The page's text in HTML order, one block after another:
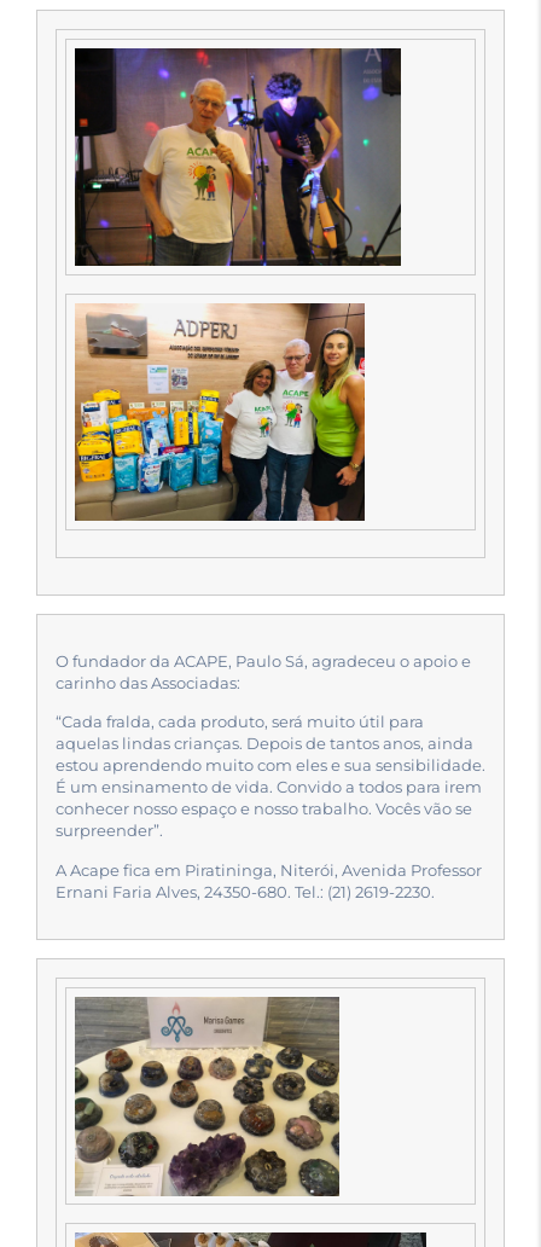
O fundador da ACAPE, Paulo Sá, agradeceu o apoio e
carinho das Associadas:
“Cada fralda, cada produto, será muito útil para
aquelas lindas crianças. Depois de tantos anos, ainda
estou aprendendo muito com eles e sua sensibilidade.
É um ensinamento de vida. Convido a todos para irem
conhecer nosso espaço e nosso trabalho. Vocês vão se
surpreender”.
A Acape fica em Piratininga, Niterói, Avenida Professor
Ernani Faria Alves, 24350-680. Tel.: (21) 2619-2230.